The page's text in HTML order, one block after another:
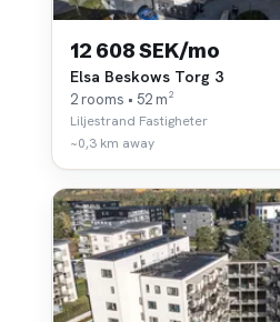
12 608 SEK/mo
Elsa Beskows Torg 3
2 rooms • 52 m²
Liljestrand Fastigheter
~0,3 km away